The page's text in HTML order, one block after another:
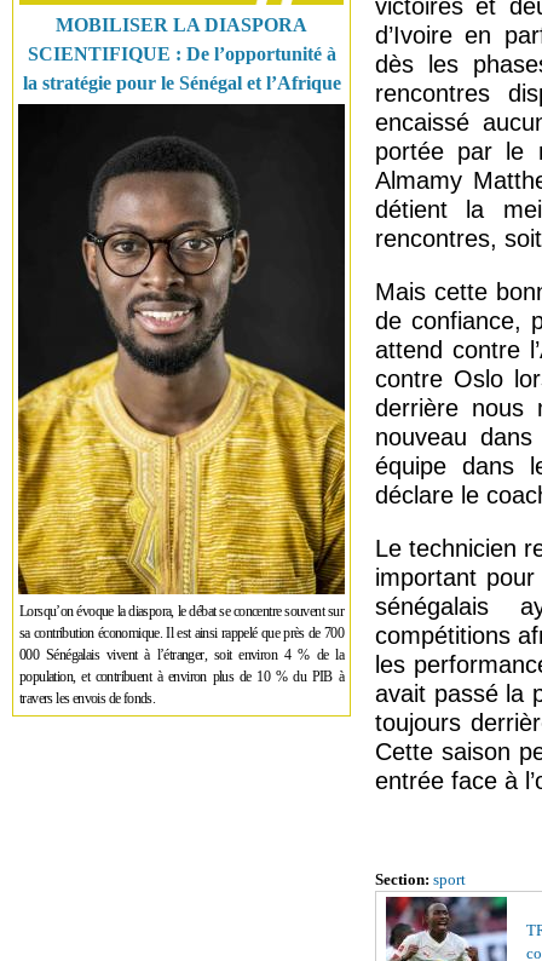
MOBILISER LA DIASPORA
SCIENTIFIQUE : De l’opportunité à
la stratégie pour le Sénégal et l’Afrique
Lorsqu’on évoque la diaspora, le débat se concentre souvent sur
sa contribution économique. Il est ainsi rappelé que près de 700
000 Sénégalais vivent à l’étranger, soit environ 4 % de la
population, et contribuent à environ plus de 10 % du PIB à
travers les envois de fonds.
victoires et
d’Ivoire en
dès les
rencontres
encaissé
portée par le
Almamy
détient la
rencontres,
Mais cette
de confiance,
attend contre
contre Oslo
derrière nous
nouveau
équipe dans
déclare le
Le technicien
important
sénégalais
compétitions
les
avait passé la
toujours
Cette saison
entrée face à
Section: sport